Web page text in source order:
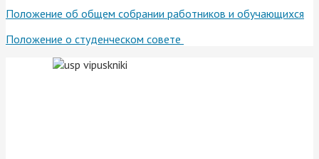
Положение об общем собрании работников и обучающихся
Положение о студенческом совете